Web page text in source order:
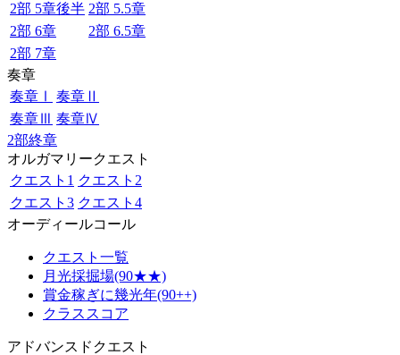
2部 5章後半 2部 5.5章
2部 6章
2部 6.5章
2部 7章
奏章
奏章Ⅰ
奏章Ⅱ
奏章Ⅲ 奏章Ⅳ
2部終章
オルガマリークエスト
クエスト1 クエスト2
クエスト3 クエスト4
オーディールコール
クエスト一覧
月光採掘場(90★★)
賞金稼ぎに幾光年(90++)
クラススコア
アドバンスドクエスト